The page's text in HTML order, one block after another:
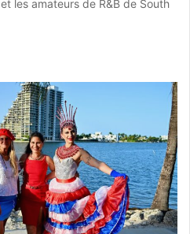
les amateurs de R&B de South